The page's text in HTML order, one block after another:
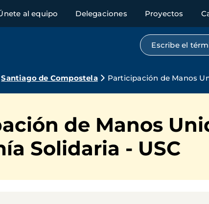
al equipo Delegaciones Proyectos
Búsqueda
Santiago de Compostela Participación de Manos
de Manos
Solidaria - USC